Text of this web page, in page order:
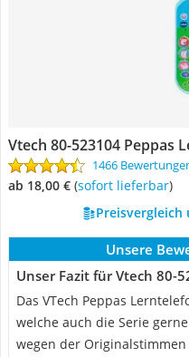
Vtech 80-523104 Peppas
1466
ab 18,00 € ( Sofort lieferbar)
Preisvergleich
Unsere
Unser Fazit für Vtech 80-
Das VTech Peppas
welche auch die Serie
wegen der